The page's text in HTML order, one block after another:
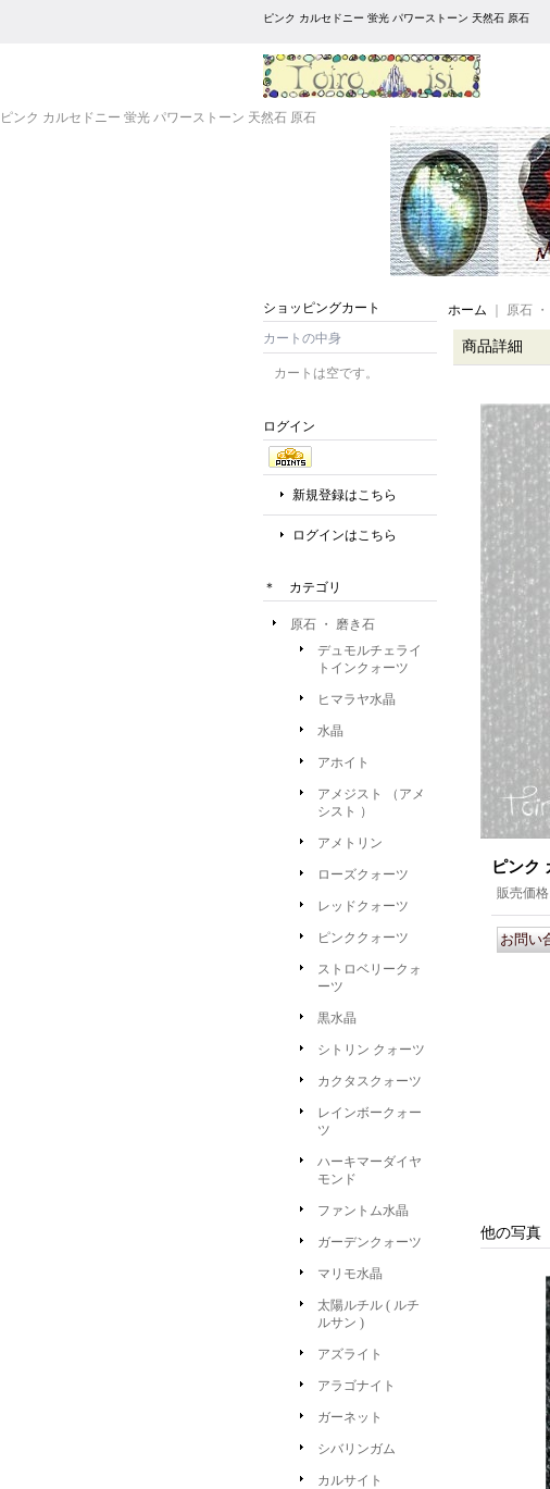
ピンク カルセドニー 蛍光 パワーストーン 天然石 原石
ピンク カルセドニー 蛍光 パワーストーン 天然石 原石
ショッピングカート
カートの中身
カートは空です。
ログイン
新規登録はこちら
ログインはこちら
＊ カテゴリ
原石 ・ 磨き石
デュモルチェライ
トインクォーツ
ヒマラヤ水晶
水晶
アホイト
アメジスト （アメ
シスト ）
アメトリン
ローズクォーツ
レッドクォーツ
ピンククォーツ
ストロベリークォ
ーツ
黒水晶
シトリン クォーツ
カクタスクォーツ
レインボークォー
ツ
ハーキマーダイヤ
モンド
ファントム水晶
ガーデンクォーツ
マリモ水晶
太陽ルチル ( ルチ
ルサン )
アズライト
アラゴナイト
ガーネット
シバリンガム
カルサイト
ホーム ｜ 原石
商品詳細
ピンク
販売価格
他の写真